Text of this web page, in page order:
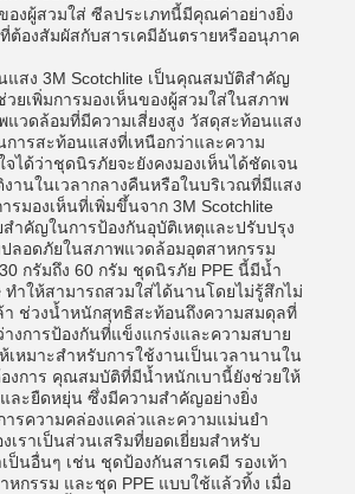
องผู้สวมใส่ ซีลประเภทนี้มีคุณค่าอย่างยิ่ง
ต้องสัมผัสกับสารเคมีอันตรายหรืออนุภาค
แสง 3M Scotchlite เป็นคุณสมบัติสำคัญ
ยเพิ่มการมองเห็นของผู้สวมใส่ในสภาพ
แวดล้อมที่มีความเสี่ยงสูง วัสดุสะท้อนแสง
การสะท้อนแสงที่เหนือกว่าและความ
ได้ว่าชุดนิรภัยจะยังคงมองเห็นได้ชัดเจน
งานในเวลากลางคืนหรือในบริเวณที่มีแสง
รมองเห็นที่เพิ่มขึ้นจาก 3M Scotchlite
สำคัญในการป้องกันอุบัติเหตุและปรับปรุง
ลอดภัยในสภาพแวดล้อมอุตสาหกรรม
กรัมถึง 60 กรัม ชุดนิรภัย PPE นี้มีน้ำ
ทำให้สามารถสวมใส่ได้นานโดยไม่รู้สึกไม่
า ช่วงน้ำหนักสุทธิสะท้อนถึงความสมดุลที่
งการป้องกันที่แข็งแกร่งและความสบาย
เหมาะสำหรับการใช้งานเป็นเวลานานใน
งการ คุณสมบัติที่มีน้ำหนักเบานี้ยังช่วยให้
และยืดหยุ่น ซึ่งมีความสำคัญอย่างยิ่ง
ารความคล่องแคล่วและความแม่นยำ
เราเป็นส่วนเสริมที่ยอดเยี่ยมสำหรับ
ป็นอื่นๆ เช่น ชุดป้องกันสารเคมี รองเท้า
หกรรม และชุด PPE แบบใช้แล้วทิ้ง เมื่อ